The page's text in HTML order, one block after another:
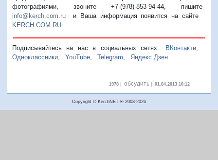
фотографиями, звоните +7-(978)-853-94-44, пишите
info@kerch.com.ru и Ваша информация появится на сайте
KERCH.COM.RU
Подписывайтесь на нас в социальных сетях ВКонтакте,
Одноклассники
YouTube Telegram Яндекс.Дзен
1978| обсудить| 01.04.2013 10:12
Copyright © KerchNET ® 2003-2026